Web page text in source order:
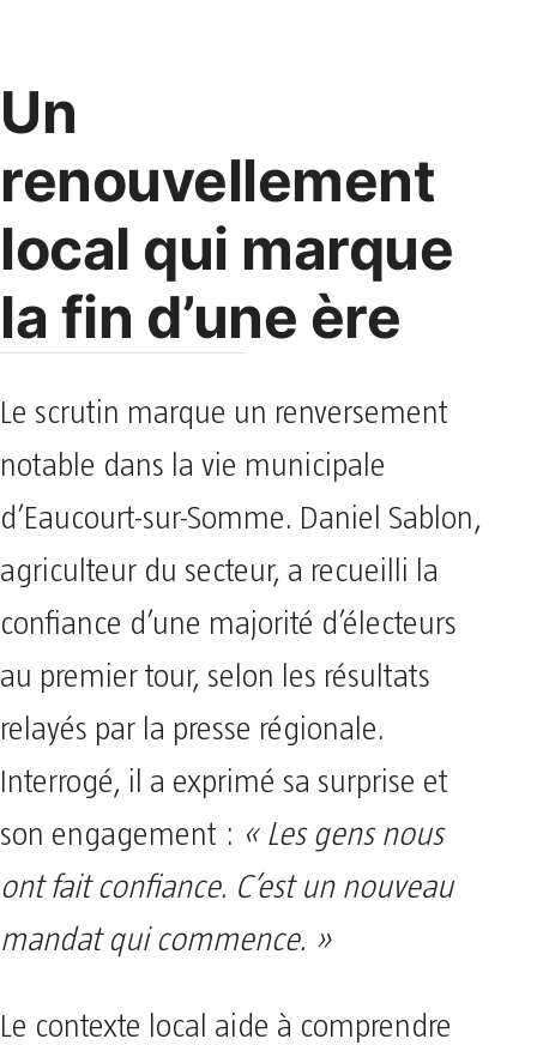
Un
renouvellement
local qui marque
la fin d’une ère
Le scrutin marque un renversement
notable dans la vie municipale
d’Eaucourt-sur-Somme. Daniel Sablon,
agriculteur du secteur, a recueilli la
confiance d’une majorité d’électeurs
au premier tour, selon les résultats
relayés par la presse régionale.
Interrogé, il a exprimé sa surprise et
son engagement : « Les gens nous
ont fait confiance. C’est un nouveau
mandat qui commence. »
Le contexte local aide à comprendre